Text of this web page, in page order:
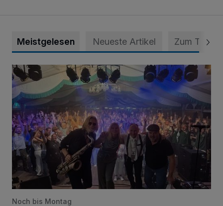
Meistgelesen Neueste Artikel Zum Thema
Viele Bilder: Toller Auftakt des Unterbacher
Noch bis Montag